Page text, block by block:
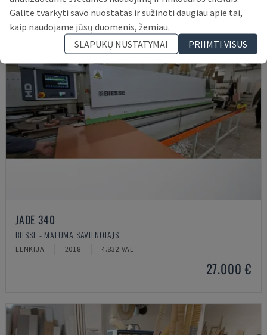
JADE 340
BIESSE - MALUMA SAVIENOTĀJS
LENKIJA 2018 4.832 VAL.
27.000 €
Galite tvarkyti savo nuostatas ir sužinoti daugiau apie tai,
kaip naudojame jūsų duomenis, žemiau.
SLAPUKŲ NUSTATYMAI
PRIIMTI VISUS